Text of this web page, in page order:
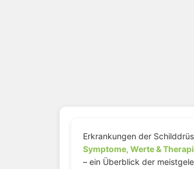
Erkrankungen der
Symptome, Werte &
– ein Überblick der